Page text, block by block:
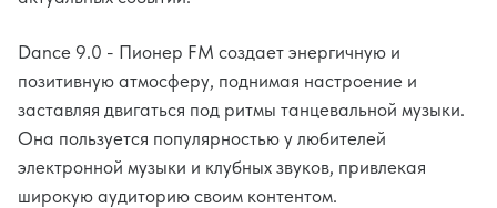
Dance 9.0 - Пионер FM создает энергичную и
позитивную атмосферу, поднимая настроение и
заставляя двигаться под ритмы танцевальной музыки.
Она пользуется популярностью у любителей
электронной музыки и клубных звуков, привлекая
широкую аудиторию своим контентом.